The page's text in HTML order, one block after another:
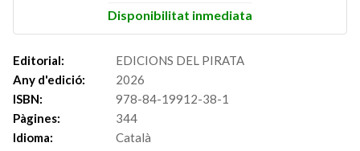
Disponibilitat inmediata
Editorial:
EDICIONS DEL PIRATA
Any d'edició:
2026
ISBN:
978-84-19912-38-1
Pàgines:
344
Idioma:
Català